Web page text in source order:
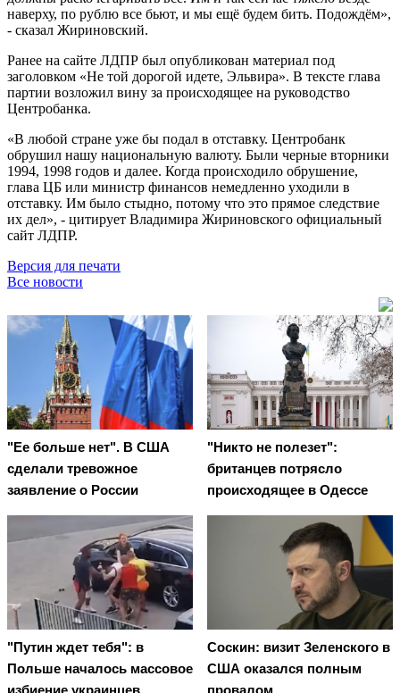
наверху, по рублю все бьют, и мы ещё будем бить. Подождём»,
- сказал Жириновский.
Ранее на сайте ЛДПР был опубликован материал под
заголовком «Не той дорогой идете, Эльвира». В тексте глава
партии возложил вину за происходящее на руководство
Центробанка.
«В любой стране уже бы подал в отставку. Центробанк
обрушил нашу национальную валюту. Были черные вторники
1994, 1998 годов и далее. Когда происходило обрушение,
глава ЦБ или министр финансов немедленно уходили в
отставку. Им было стыдно, потому что это прямое следствие
их дел», - цитирует Владимира Жириновского официальный
сайт ЛДПР.
Версия для печати
Все новости
"Ее больше нет". В США
сделали тревожное
заявление о России
"Никто не полезет":
британцев потрясло
происходящее в Одессе
"Путин ждет тебя": в
Польше началось массовое
Соскин: визит Зеленского в
США оказался полным